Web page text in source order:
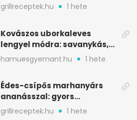
mediterrán ízek a rostélyról
grillreceptek.hu 1 hete
Kovászos uborkaleves
lengyel módra: savanykás,
kapros, meglepően
tartalmas
hamuesgyemant.hu 1 hete
Édes-csípős marhanyárs
ananásszal: gyors
grillrecept jalapeñóval
grillreceptek.hu 1 hete